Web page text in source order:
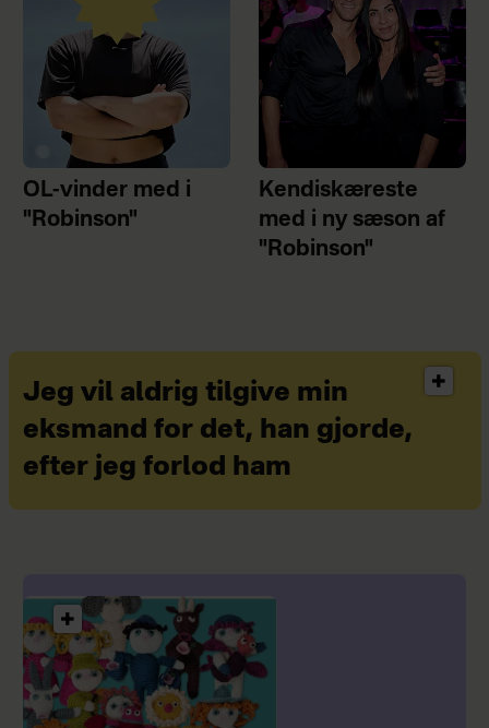
OL-vinder med i
"Robinson"
Kendiskæreste
med i ny sæson af
"Robinson"
Jeg vil aldrig tilgive min
eksmand for det, han gjorde,
efter jeg forlod ham